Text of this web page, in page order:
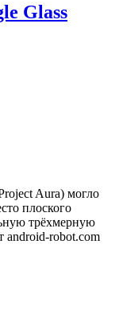
Glass
Aura) могло
плоского
трёхмерную
android-robot.com